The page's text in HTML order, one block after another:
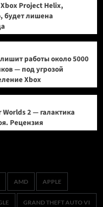
Project Helix,
будет лишена
работы около 5000
— под угрозой
Xbox
Worlds 2 — галактика
Рецензия
AMD APPLE
GRAND THEFT AUTO VI